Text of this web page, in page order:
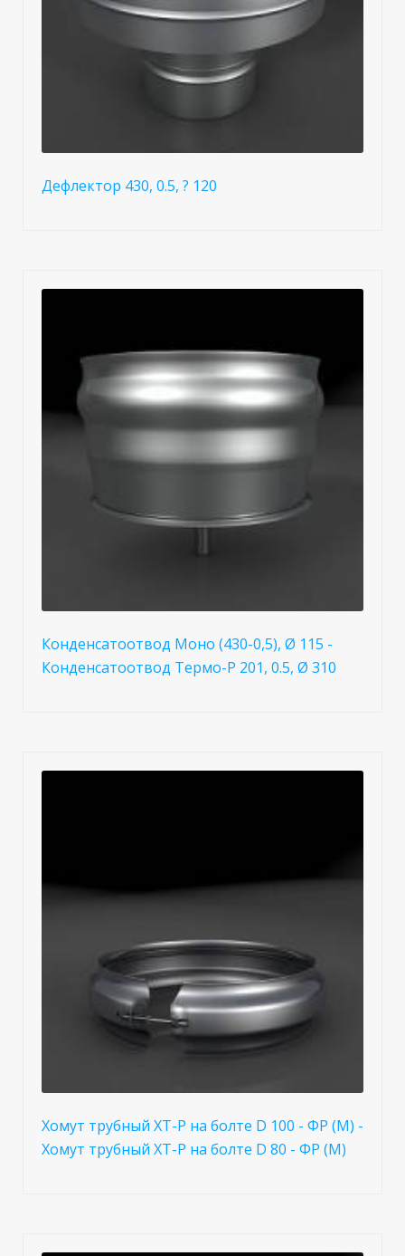
Дефлектор 430, 0.5, ? 120
Конденсатоотвод Моно (430-0,5), Ø 115 -
Конденсатоотвод Термо-Р 201, 0.5, Ø 310
Хомут трубный ХТ-Р на болте D 100 - ФР (М) -
Хомут трубный ХТ-Р на болте D 80 - ФР (М)